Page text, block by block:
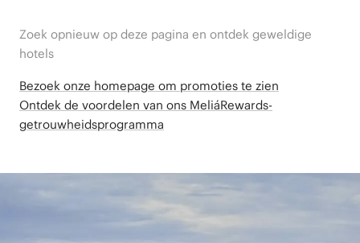
Zoek opnieuw op deze pagina en ontdek geweldige
hotels
Bezoek onze homepage om promoties te zien
Ontdek de voordelen van ons MeliáRewards-
getrouwheidsprogramma